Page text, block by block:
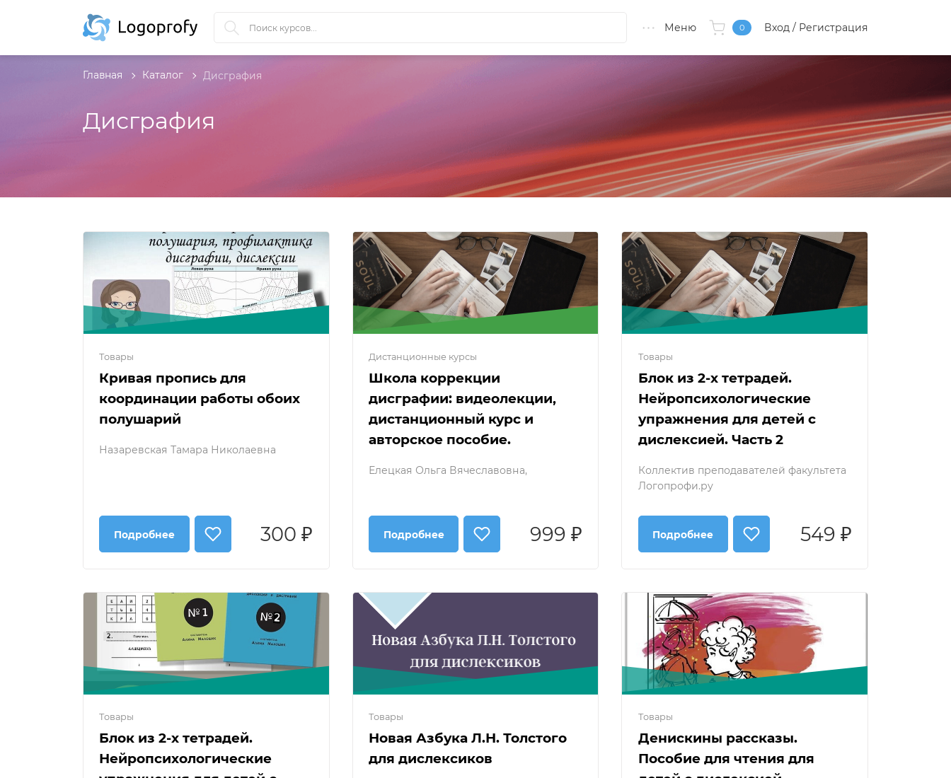
Меню 0 Вход/ Регистрация
Дисграфия
Главная Каталог Дисграфия
Товары
Кривая пропись для
координации работы обоих
полушарий
Назаревская Тамара Николаевна
Подробнее 300 ₽
Дистанционные курсы
Школа коррекции
дисграфии: видеолекции,
дистанционный курс и
авторское пособие.
Елецкая Ольга Вячеславовна,
Подробнее 999 ₽
Товары
Блок из 2-х тетрадей.
Нейропсихологические
упражнения для детей с
дислексией. Часть 2
Коллектив преподавателей факультета
Логопрофи.ру
Подробнее 549 ₽
Товары
Блок из 2-х тетрадей.
Нейропсихологические
Товары
Новая Азбука Л.Н. Толстого
для дислексиков
Товары
Денискины рассказы.
Пособие для чтения для